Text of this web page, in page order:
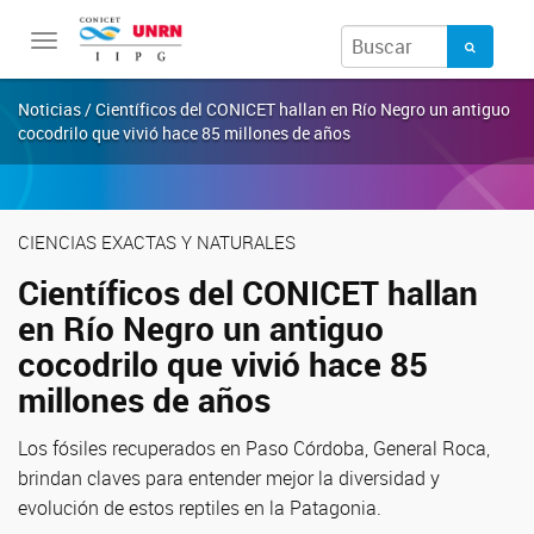
Toggle
navigation
Noticias / Científicos del CONICET hallan en Río Negro un antiguo
cocodrilo que vivió hace 85 millones de años
CIENCIAS EXACTAS Y NATURALES
Científicos del CONICET hallan
en Río Negro un antiguo
cocodrilo que vivió hace 85
millones de años
Los fósiles recuperados en Paso Córdoba, General Roca,
brindan claves para entender mejor la diversidad y
evolución de estos reptiles en la Patagonia.